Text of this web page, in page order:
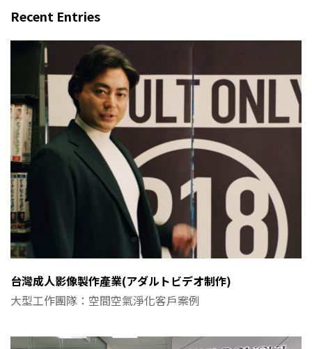
Recent Entries
台灣成人影像製作產業(アダルトビデオ制作)
大型工作團隊：空間空氣淨化客戶案例